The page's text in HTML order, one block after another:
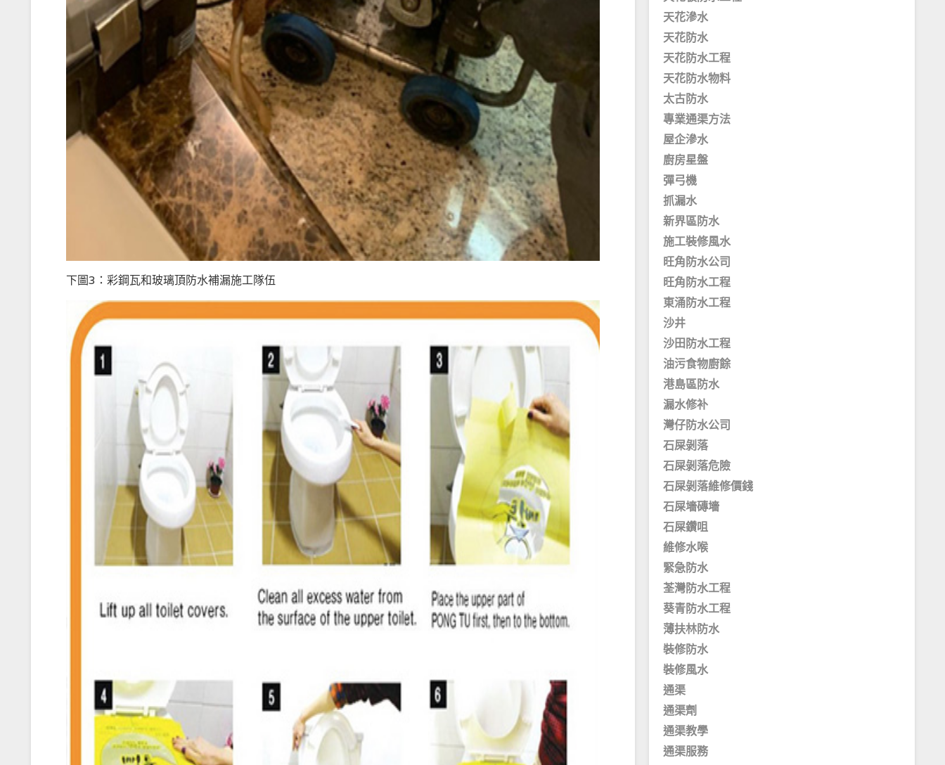
下圖3：彩鋼瓦和玻璃頂防水補漏施工隊伍
天花滲水
天花防水
天花防水工程
天花防水物料
太古防水
專業通渠方法
屋企滲水
廚房星盤
彈弓機
抓漏水
新界區防水
施工裝修風水
旺角防水公司
旺角防水工程
東涌防水工程
沙井
沙田防水工程
油污食物廚餘
港島區防水
漏水修补
灣仔防水公司
石屎剝落
石屎剝落危險
石屎剝落維修價錢
石屎墻磚墻
石屎鑽咀
維修水喉
緊急防水
荃灣防水工程
葵青防水工程
薄扶林防水
裝修防水
裝修風水
通渠
通渠劑
通渠教學
通渠服務